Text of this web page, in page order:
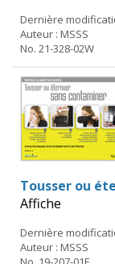
Dernière
Auteur : MSSS
No. 21-328-02W
Tousser ou
Affiche
Dernière
Auteur : MSSS